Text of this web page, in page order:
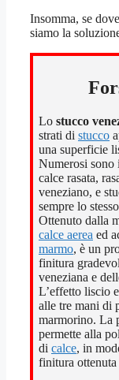
Insomma, se
siamo la
Lo stucco
strati di stucco
una superficie
Numerosi sono
calce rasata,
veneziano, e
sempre lo
Ottenuto dalla
calce aerea ed
marmo, è un
finitura
veneziana e
L’effetto liscio
alle tre mani di
marmorino. La
permette alla
di calce, in
finitura